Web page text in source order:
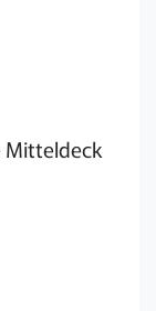
Mitteldeck